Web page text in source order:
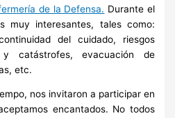
de la Defensa. Durante el
muy interesantes, tales como:
del cuidado, riesgos
y catástrofes, evacuación de
etc.
nos invitaron a participar en
encantados. No todos